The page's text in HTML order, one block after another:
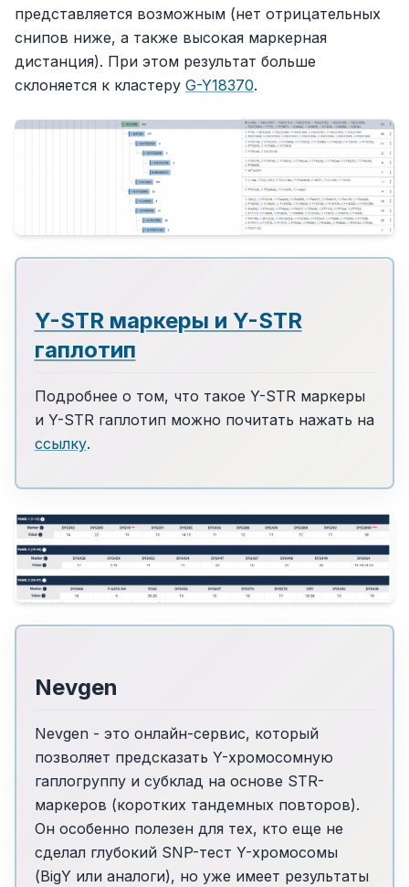
представляется возможным (нет отрицательных
снипов ниже, а также высокая маркерная
дистанция). При этом результат больше
склоняется к кластеру G-Y18370.
Y-STR маркеры и Y-STR
гаплотип
Подробнее о том, что такое Y-STR маркеры
и Y-STR гаплотип можно почитать нажать на
ссылку.
Nevgen
Nevgen - это онлайн-сервис, который
позволяет предсказать Y-хромосомную
гаплогруппу и субклад на основе STR-
маркеров (коротких тандемных повторов).
Он особенно полезен для тех, кто еще не
сделал глубокий SNP-тест Y-хромосомы
(BigY или аналоги), но уже имеет результаты